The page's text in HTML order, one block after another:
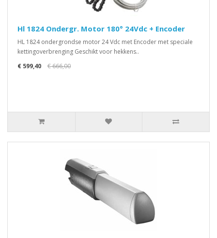
Hl 1824 Ondergr. Motor 180° 24Vdc + Encoder
HL 1824 ondergrondse motor 24 Vdc met Encoder met speciale
kettingoverbrenging Geschikt voor hekkens..
€ 599,40
€ 666,00